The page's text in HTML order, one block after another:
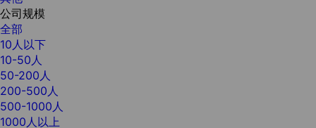
公司规模
全部
10人以下
10-50人
50-200人
200-500人
500-1000人
1000人以上